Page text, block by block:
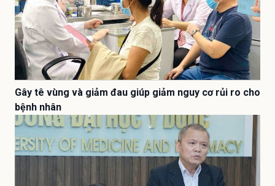
Gây tê vùng và giảm đau giúp giảm nguy cơ rủi ro cho
bệnh nhân